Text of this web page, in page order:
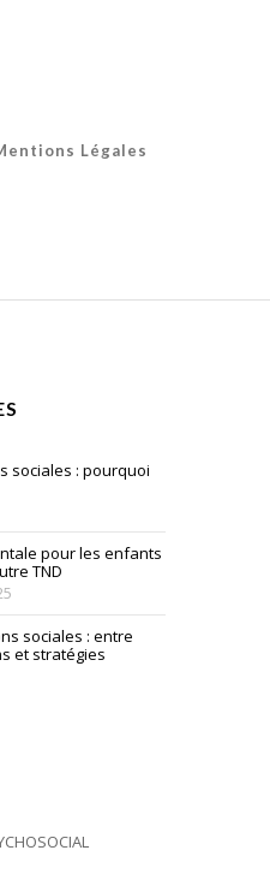
Légales
sociales : pourquoi
pour les enfants
TND
sociales : entre
et stratégies